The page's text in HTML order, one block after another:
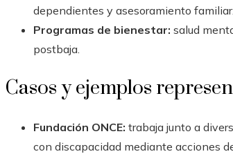
dependientes y asesoramiento familiar.
Programas de bienestar: salud
postbaja.
Casos y ejemplos
Fundación ONCE: trabaja junto a
con discapacidad mediante acciones